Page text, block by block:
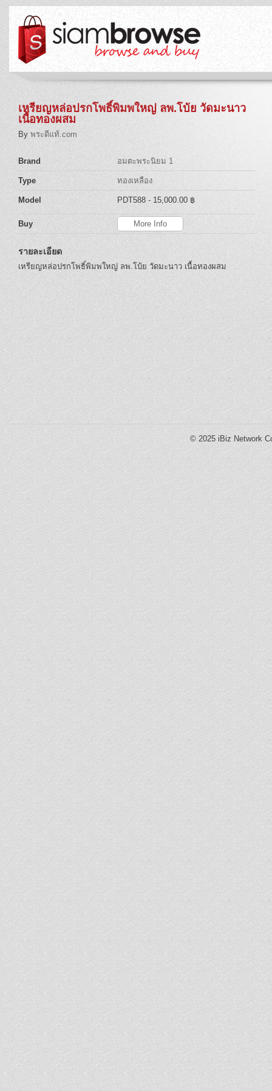
เหรียญหล่อปรกโพธิ์พิมพใหญ่ ลพ.โบ้ย วัดมะนาว
เนื้อทองผสม
By พระดีแท้.com
Brand อมตะพระนิยม 1
Type ทองเหลือง
Model PDT588 - 15,000.00 ฿
Buy More Info
รายละเอียด
เหรียญหล่อปรกโพธิ์พิมพใหญ่ ลพ.โบ้ย วัดมะนาว เนื้อทองผสม
© 2025 iBiz Network